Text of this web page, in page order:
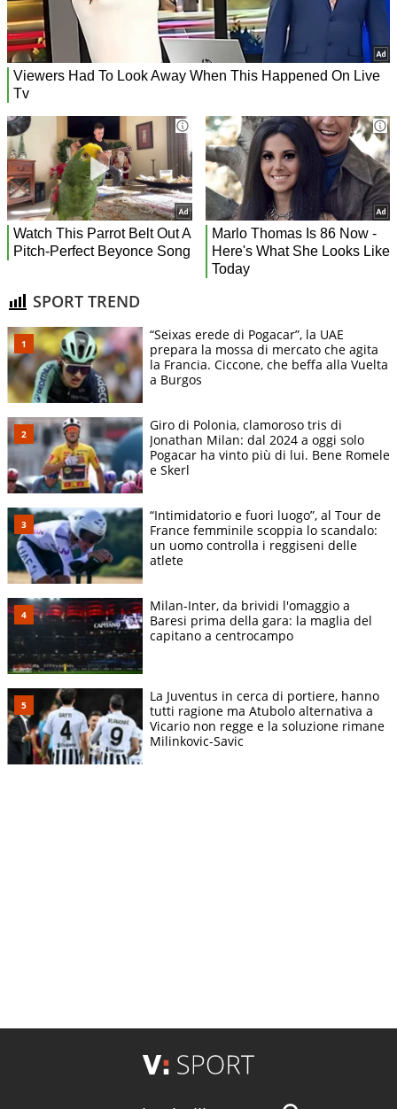
SPORT TREND
“Seixas erede di Pogacar”, la UAE
prepara la mossa di mercato che agita
la Francia. Ciccone, che beffa alla Vuelta
a Burgos
Giro di Polonia, clamoroso tris di
Jonathan Milan: dal 2024 a oggi solo
Pogacar ha vinto più di lui. Bene Romele
e Skerl
“Intimidatorio e fuori luogo”, al Tour de
France femminile scoppia lo scandalo:
un uomo controlla i reggiseni delle
atlete
Milan-Inter, da brividi l'omaggio a
Baresi prima della gara: la maglia del
capitano a centrocampo
La Juventus in cerca di portiere, hanno
tutti ragione ma Atubolo alternativa a
Vicario non regge e la soluzione rimane
Milinkovic-Savic